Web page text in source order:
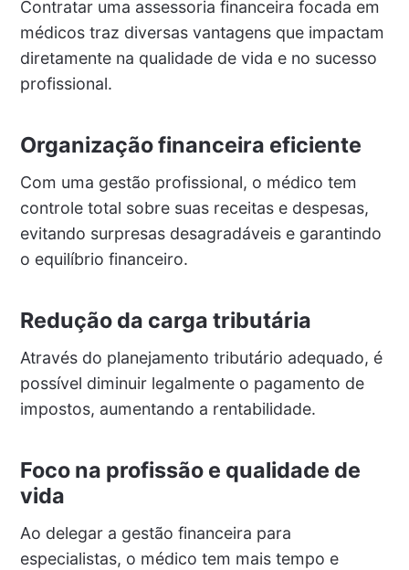
Contratar uma assessoria financeira focada em
médicos traz diversas vantagens que impactam
diretamente na qualidade de vida e no sucesso
profissional.
Organização financeira eficiente
Com uma gestão profissional, o médico tem
controle total sobre suas receitas e despesas,
evitando surpresas desagradáveis e garantindo
o equilíbrio financeiro.
Redução da carga tributária
Através do planejamento tributário adequado, é
possível diminuir legalmente o pagamento de
impostos, aumentando a rentabilidade.
Foco na profissão e qualidade de
vida
Ao delegar a gestão financeira para
especialistas, o médico tem mais tempo e